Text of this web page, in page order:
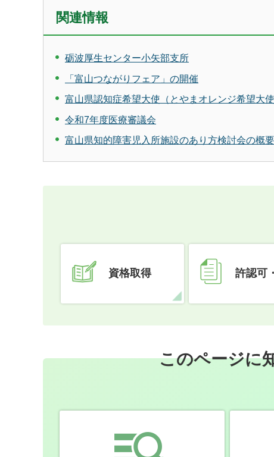
関連情報
砺波厚生センター小矢部支所
「富山つながりフェア」の開催
富山県認知症希望大使（とやまオレンジ希望大使
令和7年度医療審議会
富山県知的障害児入所施設のあり方検討会の概要
資格取得 許認可
このページに